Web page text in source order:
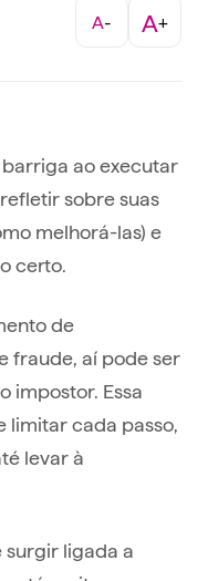
A- A+
ao executar
sobre suas
melhorá-las) e
certo.
de
fraude, aí pode ser
impostor. Essa
limitar cada passo,
levar à
ligada a